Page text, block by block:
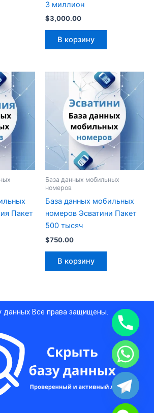
3 миллион
$3,000.00
В корзину
Пакет
База данных мобильных
номеров
База данных мобильных
номеров Эсватини Пакет
500 тысяч
$750.00
В корзину
данных Все права защищены.